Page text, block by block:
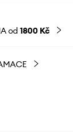
od 1800 Kč